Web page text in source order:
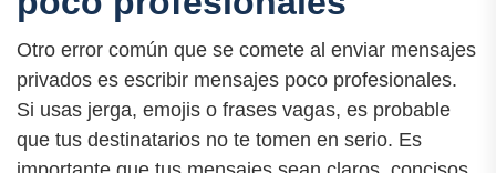
Otro error común que se comete al enviar mensajes
privados es escribir mensajes poco profesionales.
Si usas jerga, emojis o frases vagas, es probable
que tus destinatarios no te tomen en serio. Es